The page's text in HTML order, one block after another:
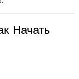
Начать